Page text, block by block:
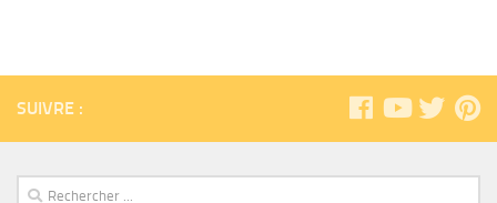
SUIVRE :